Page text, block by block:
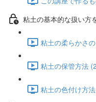
粘土の基本的な扱い方
粘土の柔らかさ
粘土の保管方法
粘土の色付け方